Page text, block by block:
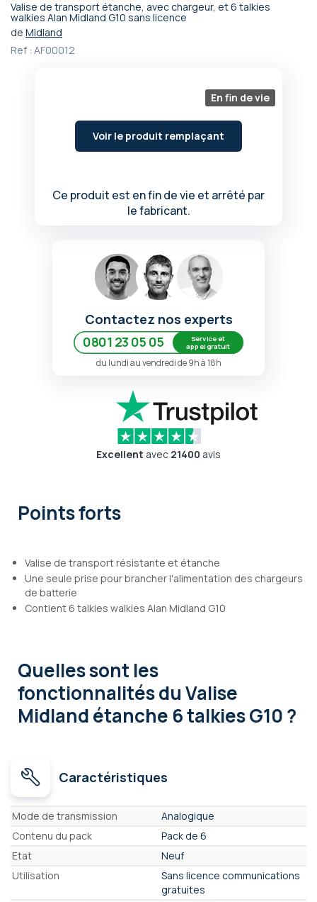
Valise de transport étanche, avec chargeur, et 6 talkies
walkies Alan Midland G10 sans licence
de Midland
Ref : AF00012
En fin de vie
Voir le produit remplaçant
Ce produit est en fin de vie et arrêté par
le fabricant.
Passer
au
de
Contactez nos experts
0801 23 05 05
Service et
appel gratuit
du lundi au vendredi de 9h à 18h
Excellent avec 21400 avis
Points forts
Valise de transport résistante et étanche
Une seule prise pour brancher l'alimentation des chargeurs
de batterie
Contient 6 talkies walkies Alan Midland G10
Quelles sont les
fonctionnalitésdu Valise
Midland étanche 6 talkies G10 ?
Caractéristiques
Caractéristiques
Mode de transmission
Analogique
Contenu du pack
Pack de 6
Etat
Neuf
Utilisation
Sans licence communications
gratuites